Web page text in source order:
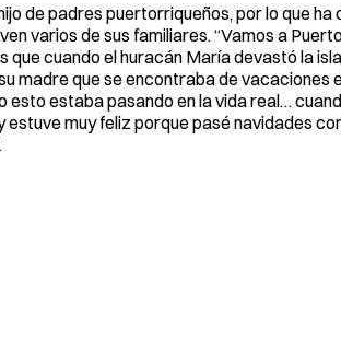
de padres puertorriqueños, por lo que
varios de sus familiares. “Vamos a
que cuando el huracán María devastó la
madre que se encontraba de vacaciones
esto estaba pasando en la vida real…
muy feliz porque pasé navidades